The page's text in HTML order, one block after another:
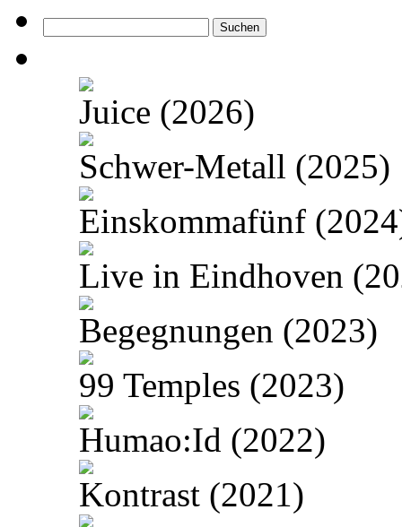
nach:
Juice (2026)
Schwer-Metall (2025)
Einskommafünf
Live in Eindhoven
Begegnungen (2023)
99 Temples (2023)
Humao:Id (2022)
Kontrast (2021)